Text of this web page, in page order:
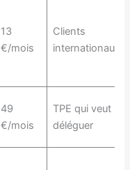
13
€/mois
Clients
internationaux
49
€/mois
TPE qui veut
déléguer